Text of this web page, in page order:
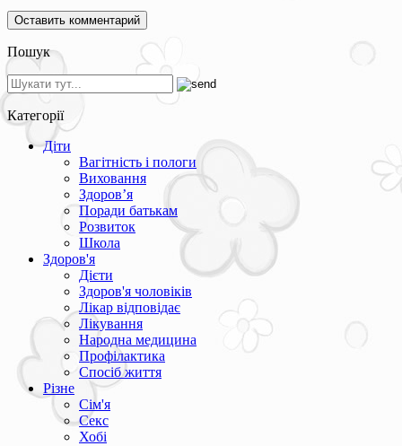
Пошук
Категорії
Діти
Вагітність і пологи
Виховання
Здоров’я
Поради батькам
Розвиток
Школа
Здоров'я
Дієти
Здоров'я чоловіків
Лікар відповідає
Лікування
Народна медицина
Профілактика
Спосіб життя
Різне
Сім'я
Секс
Хобі